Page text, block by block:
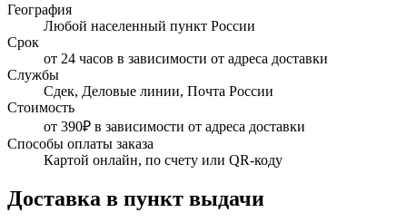
География
Любой населенный пункт России
Срок
от 24 часов в зависимости от адреса доставки
Службы
Сдек, Деловые линии, Почта России
Стоимость
от 390₽ в зависимости от адреса доставки
Способы оплаты заказа
Картой онлайн, по счету или QR-коду
Доставка в пункт выдачи